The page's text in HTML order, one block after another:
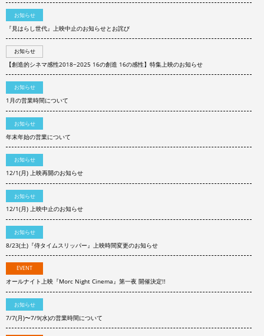
お知らせ
『見はらし世代』上映中止のお知らせとお詫び
お知らせ
【創造的シネマ感性2018−2025 16の創造 16の感性】特集上映のお知らせ
お知らせ
1月の営業時間について
お知らせ
年末年始の営業について
お知らせ
12/1(月) 上映再開のお知らせ
お知らせ
12/1(月) 上映中止のお知らせ
お知らせ
8/23(土)『侍タイムスリッパー』上映時間変更のお知らせ
EVENT
オールナイト上映『Morc Night Cinema』第一夜 開催決定!!
お知らせ
7/7(月)〜7/9(水)の営業時間について